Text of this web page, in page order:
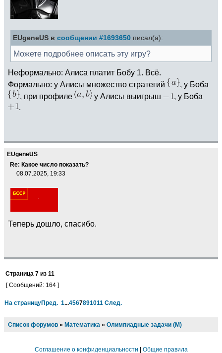
EUgeneUS в сообщении #1693650 писал(а):
Можете подробнее описать эту игру?
Неформально: Алиса платит Бобу 1. Всё.
Формально: у Алисы множество стратегий
, у Боба
, при профиле
у Алисы выигрыш
, у Боба
EUgeneUS
Re: Какое число показать?
08.07.2025, 19:33
Теперь дошло, спасибо.
Страница 7 из 11
[ Сообщений: 164 ]
На страницуПред. 1...4567891011 След.
Список форумов » Математика » Олимпиадные задачи (М)
Соглашение о конфиденциальности | Общие правила